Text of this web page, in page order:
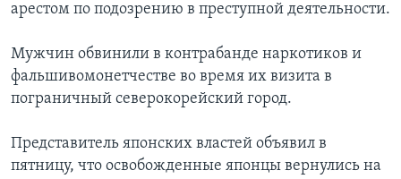
арестом по подозрению в преступной деятельности.
Мужчин обвинили в контрабанде наркотиков и
фальшивомонетчестве во время их визита в
пограничный северокорейский город.
Представитель японских властей объявил в
пятницу, что освобожденные японцы вернулись на